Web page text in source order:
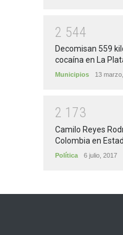
2 544
Decomisan 559
cocaína en La
Municipios 13
2 1 73
Camilo Reyes
Colombia en
Política 6 julio, 2017